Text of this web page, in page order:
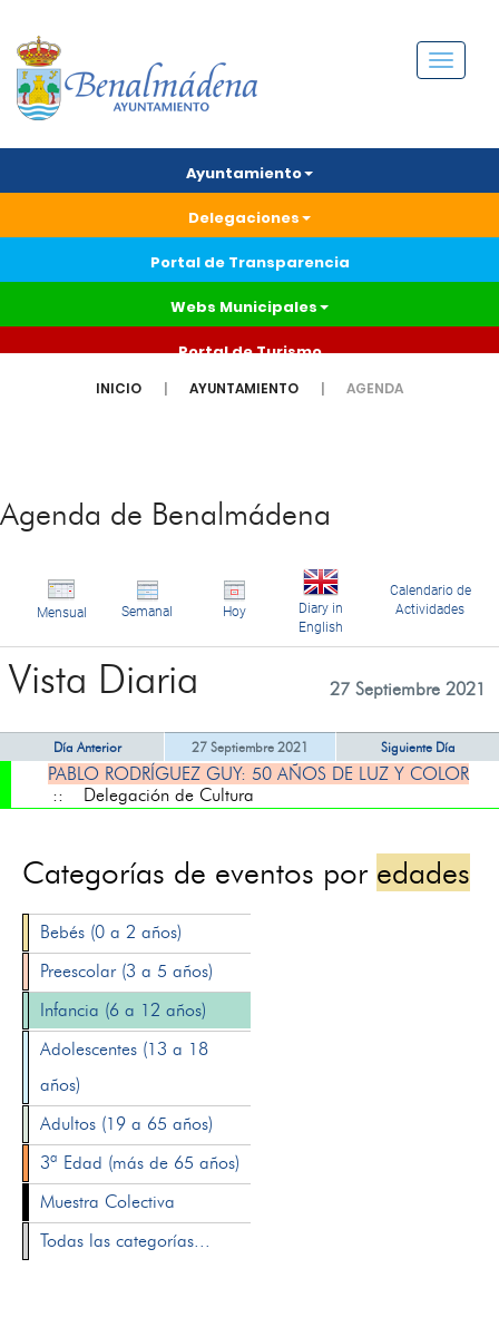
Menú
Ayuntamiento
Delegaciones
Portal de Transparencia
Webs Municipales
Portal de Turismo
INICIO AYUNTAMIENTO AGENDA
Agenda de Benalmádena
Mensual Semanal Hoy
Diary in
English
Calendario de
Actividades
Vista Diaria 27 Septiembre 2021
Día Anterior 27 Septiembre 2021 Siguiente Día
PABLO RODRÍGUEZ GUY: 50 AÑOS DE LUZ Y COLOR
:: Delegación de Cultura
Categorías de eventos por edades
Bebés (0 a 2 años)
Preescolar (3 a 5 años)
Infancia (6 a 12 años)
Adolescentes (13 a 18
años)
Adultos (19 a 65 años)
3ª Edad (más de 65 años)
Muestra Colectiva
Todas las categorías...